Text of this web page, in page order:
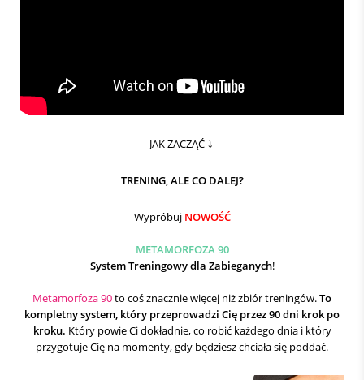
———JAK ZACZĄĆ ⤵️ ———
TRENING, ALE CO DALEJ?
Wypróbuj NOWOŚĆ
METAMORFOZA 90
System Treningowy dla Zabieganych!
Metamorfoza 90to coś znacznie więcej niż zbiór treningów.To
kompletny system, który przeprowadzi Cię przez 90 dni krok po
kroku. Który powie Ci dokładnie, co robić każdego dnia i który
przygotuje Cię na momenty, gdy będziesz chciała się poddać.